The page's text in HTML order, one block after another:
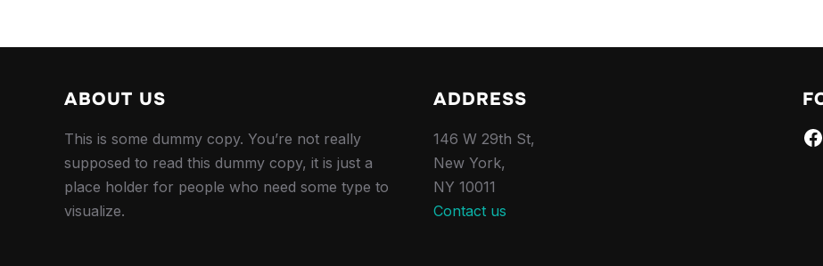
ABOUT US
This is some dummy copy. You’re not really
supposed to read this dummy copy, it is just a
place holder for people who need some type to
visualize.
ADDRESS
146 W 29th St,
New York,
NY 10011
Contact us